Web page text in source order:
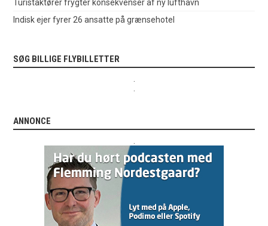
Turistaktører frygter konsekvenser af ny lufthavn
Indisk ejer fyrer 26 ansatte på grænsehotel
SØG BILLIGE FLYBILLETTER
ANNONCE